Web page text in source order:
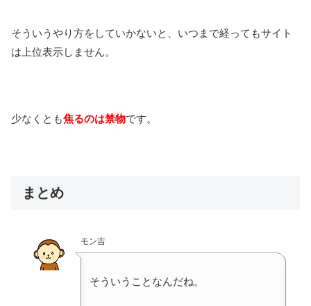
そういうやり方をしていかないと、いつまで経ってもサイト
は上位表示しません。
少なくとも焦るのは禁物です。
まとめ
モン吉
そういうことなんだね。